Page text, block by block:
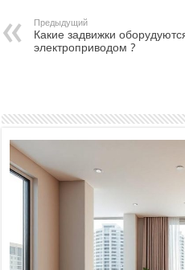
Предыдущий
Какие задвижки
электроприводом ?